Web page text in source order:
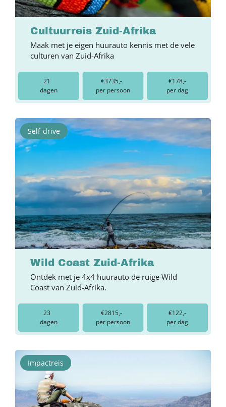
Cultuurreis Zuid-Afrika
Maak met je eigen huurauto kennis met de vele
culturen van Zuid-Afrika
21
dagen
€3735,-
per persoon
€178,-
per dag
Self-drive
Wild Coast Zuid-Afrika
Ontdek met je 4x4 huurauto de ruige Wild
Coast van Zuid-Afrika.
23
dagen
€2815,-
per persoon
€122,-
per dag
Impactreis